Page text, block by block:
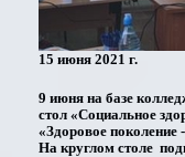
15 июня 2021 г.
9 июня на базе
стол «Социальное
«Здоровое поколение
На круглом столе